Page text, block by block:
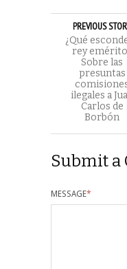
PREVIOUS
¿Qué
rey
Sobre las
presuntas
ilegales a
Carlos de
Borbón
Submit a
MESSAGE*